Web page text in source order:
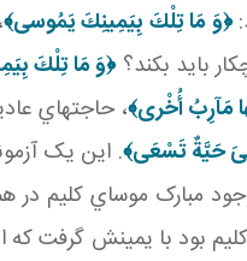
﴿وَ مَا تِلْكَ بِيَمِينِكَ يَمُوسى‏﴾
بايد بکند؟﴿وَ مَا تِلْكَ
مَآرِبُ أُخْرى‏﴾، حاجت هاي
هِىَ حَيَّةٌ تَسْعَى‏﴾. اين يک
مبارک موساي کليم
بود با يمينش گرفت که